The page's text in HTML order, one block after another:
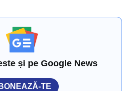
și pe Google News
TE